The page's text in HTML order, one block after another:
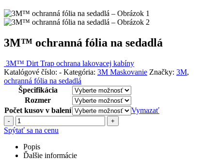
3M™ ochranná fólia na sedadlá
3M™ Dirt Trap ochrana lakovacej kabíny
Katalógové číslo: - Kategória: 3M Maskovanie Značky: 3M,
ochranná fólia na sedadlá
Špecifikácia
Rozmer
Počet kusov v balení
Vymazať
- +
Spýtať sa na cenu
Popis
Ďalšie informácie